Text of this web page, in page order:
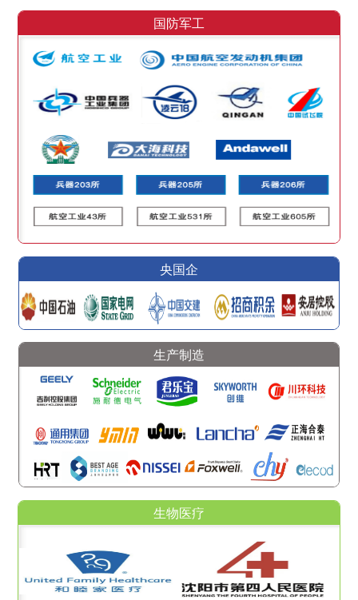
国防军工
央国企
生产制造
生物医疗